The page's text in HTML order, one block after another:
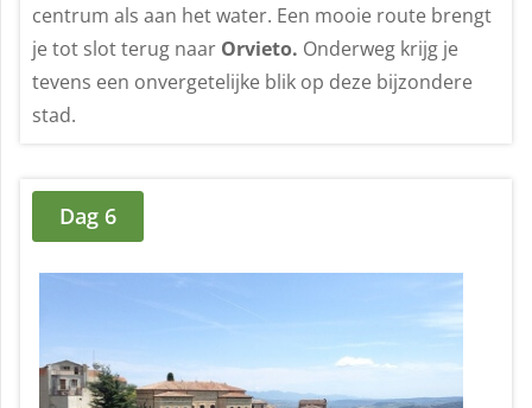
centrum als aan het water. Een mooie route brengt
je tot slot terug naar Orvieto. Onderweg krijg je
tevens een onvergetelijke blik op deze bijzondere
stad.
Dag 6